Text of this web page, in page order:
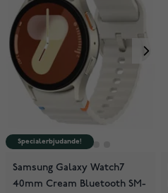
Specialerbjudande!
Samsung Galaxy Watch7
40mm Cream Bluetooth SM-